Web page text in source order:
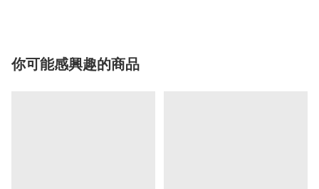
你可能感興趣的商品